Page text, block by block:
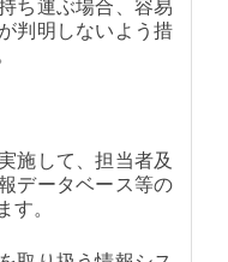
ち運ぶ場合、容易
判明しないよう措
施して、担当者及
データベース等の
す。